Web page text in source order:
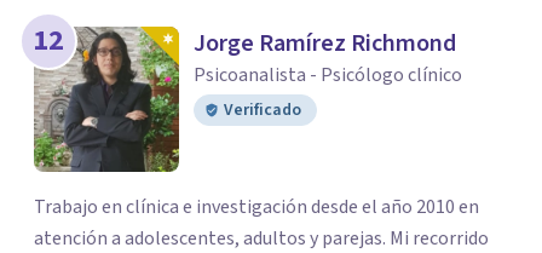
12 Jorge Ramírez Richmond
Psicoanalista - Psicólogo clínico
Verificado
Trabajo en clínica e investigación desde el año 2010 en
atención a adolescentes, adultos y parejas. Mi recorrido